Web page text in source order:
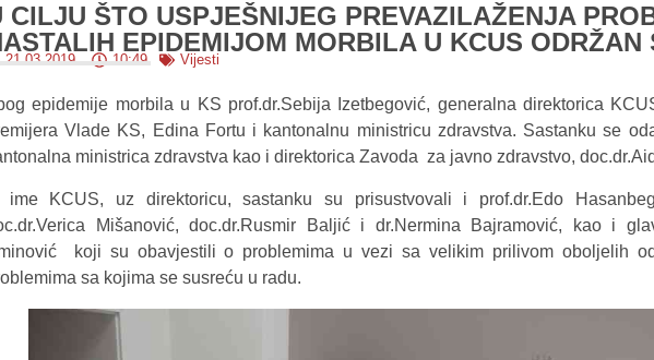
CILJU ŠTO USPJEŠNIJEG PREVAZILAŽENJA
EPIDEMIJOM MORBILA U KCUS ODRŽAN
21.03.2019. 10:49 Vijesti
epidemije morbila u KS prof.dr.Sebija Izetbegović, generalna direktorica
Vlade KS, Edina Fortu i kantonalnu ministricu zdravstva. Sastanku se
ministrica zdravstva kao i direktorica Zavoda za javno zdravstvo,
ime KCUS, uz direktoricu, sastanku su prisustvovali i prof.dr.Edo
Mišanović, doc.dr.Rusmir Baljić i dr.Nermina Bajramović, kao i
koji su obavjestili o problemima u vezi sa velikim prilivom oboljelih
sa kojima se susreću u radu.